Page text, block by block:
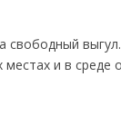
свободный
и в среде